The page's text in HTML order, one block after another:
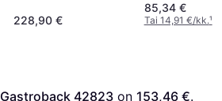
Bread Maker
228,90 €
85,34 €
Tai 14,91 €/kk.¹
Gastroback 42823 on 153,46 €.